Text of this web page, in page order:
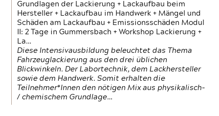
Grundlagen der Lackierung + Lackaufbau beim
Hersteller + Lackaufbau im Handwerk + Mängel und
Schäden am Lackaufbau + Emissionsschäden Modul
II: 2 Tage in Gummersbach + Workshop Lackierung +
La…
Diese Intensivausbildung beleuchtet das Thema
Fahrzeuglackierung aus den drei üblichen
Blickwinkeln. Der Labortechnik, dem Lackhersteller
sowie dem Handwerk. Somit erhalten die
Teilnehmer*Innen den nötigen Mix aus physikalisch-
/ chemischem Grundlage…